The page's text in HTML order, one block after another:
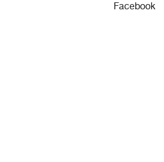
Facebook